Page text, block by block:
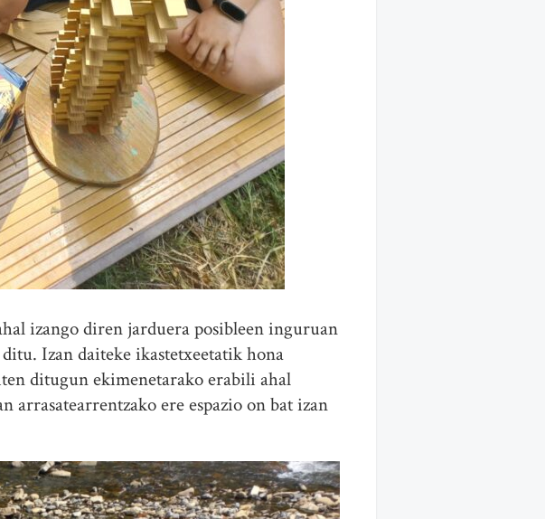
izango diren jarduera posibleen inguruan
Izan daiteke ikastetxeetatik hona
ditugun ekimenetarako erabili ahal
arrasatearrentzako ere espazio on bat izan